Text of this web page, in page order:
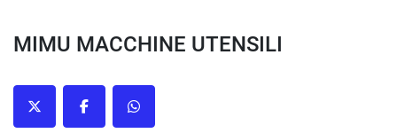
MIMU MACCHINE UTENSILI
twitter facebookwhatsapp